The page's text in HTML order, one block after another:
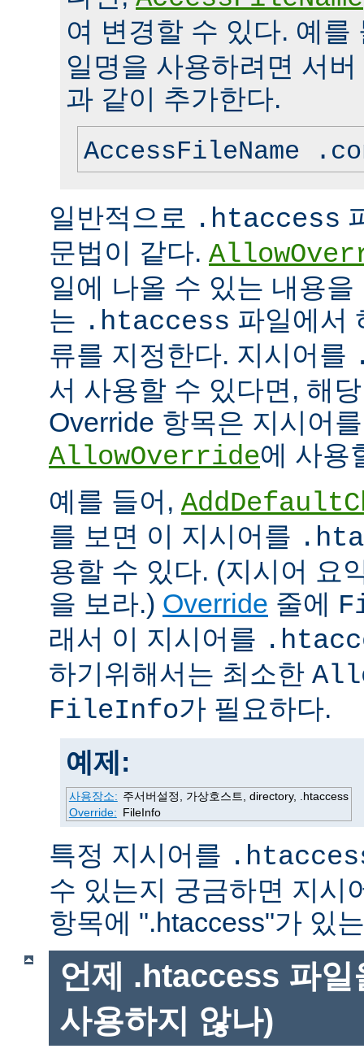
여 변경할 수 있다. 예
일명을 사용하려면 서
과 같이 추가한다.
AccessFileName
일반적으로 .htaccess
문법이 같다.
일에 나올 수 있는 내용
는 .htaccess 파일에서
류를 지정한다. 지시어를
서 사용할 수 있다면, 해
Override 항목은 지시어
AllowOverride에 사용
예를 들어,
를 보면 이 지시어를
용할 수 있다. (지시어 요
을 보라.) Override 줄에
래서 이 지시어를
하기위해서는 최소한
FileInfo가 필요하다.
예제:
사용장소: 주서버설정, 가상호스트, directory, .htaccess
Override: FileInfo
특정 지시어를
수 있는지 궁금하면 지시
항목에 ".htaccess"가 있
언제 .htaccess 파일
사용하지 않나)